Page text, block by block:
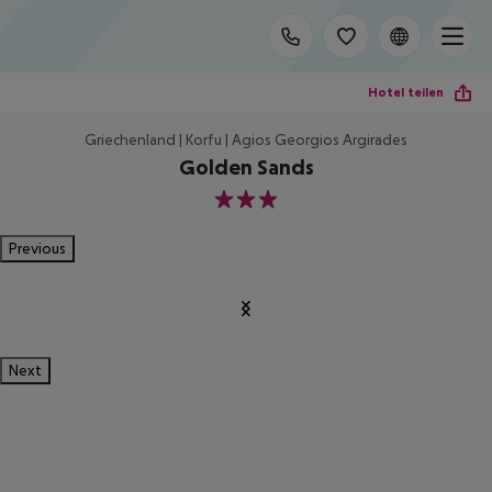
Hotel teilen
Griechenland | Korfu | Agios Georgios Argirades
Golden Sands
3
Previous
Next